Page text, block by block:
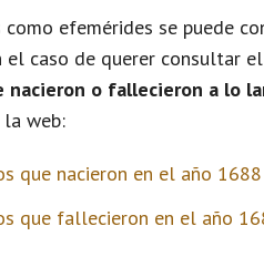
como efemérides se puede
el caso de querer consultar
nacieron o fallecieron a lo
la web:
que nacieron en el año 1688
que fallecieron en el año